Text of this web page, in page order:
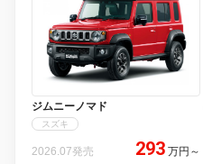
ジムニーノマド
スズキ
2026.07発売 293 万円 ～